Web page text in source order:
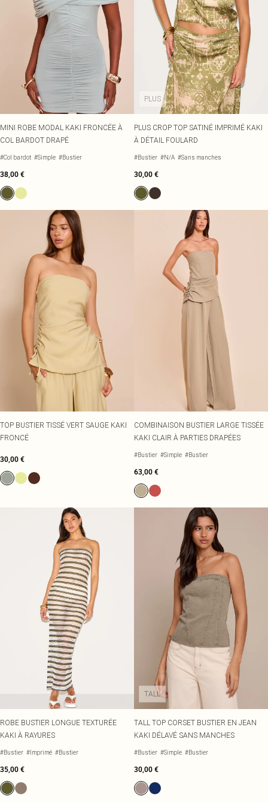
MINI ROBE MODAL KAKI FRONCÉE À
COL BARDOT DRAPÉ
#Col bardot #Simple #Bustier
38,00 €
PLUS
PLUS CROP TOP SATINÉ IMPRIMÉ KAKI
À DÉTAIL FOULARD
#Bustier #N/A #Sans manches
30,00 €
TOP BUSTIER TISSÉ VERT SAUGE KAKI
FRONCÉ
30,00 €
COMBINAISON BUSTIER LARGE TISSÉE
KAKI CLAIR À PARTIES DRAPÉES
#Bustier #Simple #Bustier
63,00 €
ROBE BUSTIER LONGUE TEXTURÉE
KAKI À RAYURES
#Bustier #Imprimé #Bustier
35,00 €
TALL
TALL TOP CORSET BUSTIER EN JEAN
KAKI DÉLAVÉ SANS MANCHES
#Bustier #Simple #Bustier
30,00 €